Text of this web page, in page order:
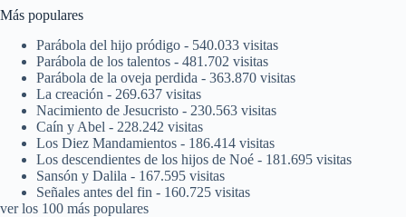
Más populares
Parábola del hijo pródigo - 540.033 visitas
Parábola de los talentos - 481.702 visitas
Parábola de la oveja perdida - 363.870 visitas
La creación - 269.637 visitas
Nacimiento de Jesucristo - 230.563 visitas
Caín y Abel - 228.242 visitas
Los Diez Mandamientos - 186.414 visitas
Los descendientes de los hijos de Noé - 181.695 visitas
Sansón y Dalila - 167.595 visitas
Señales antes del fin - 160.725 visitas
ver los 100 más populares